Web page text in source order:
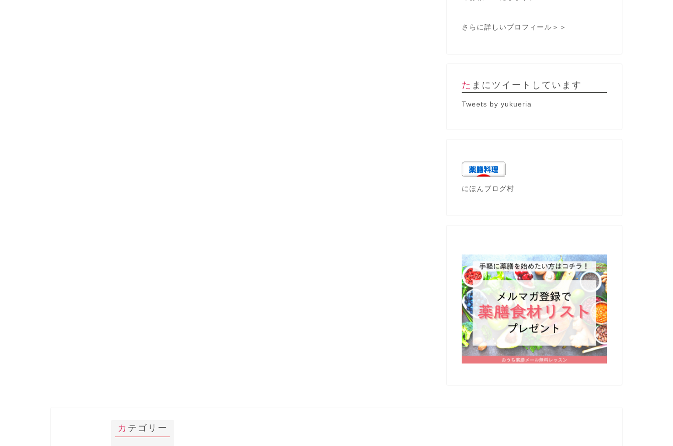
さらに詳しいプロフィール＞＞
たまにツイートしています
Tweets by yukueria
にほんブログ村
カテゴリー